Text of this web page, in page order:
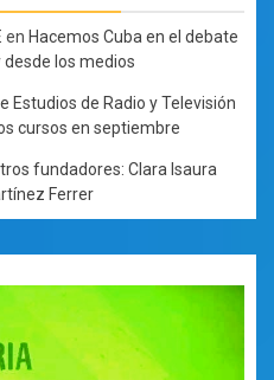
en Hacemos Cuba en el debate
desde los medios
Estudios de Radio y Televisión
cursos en septiembre
fundadores: Clara Isaura
Ferrer